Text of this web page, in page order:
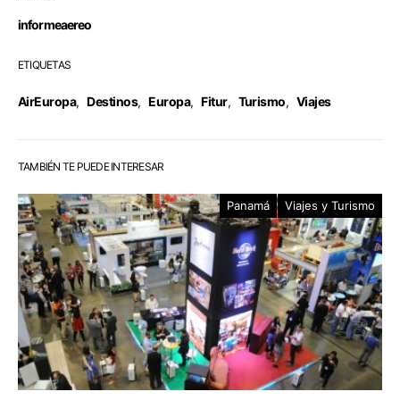
informeaereo
ETIQUETAS
AirEuropa, Destinos, Europa, Fitur, Turismo, Viajes
TAMBIÉN TE PUEDE INTERESAR
Panamá Viajes y Turismo